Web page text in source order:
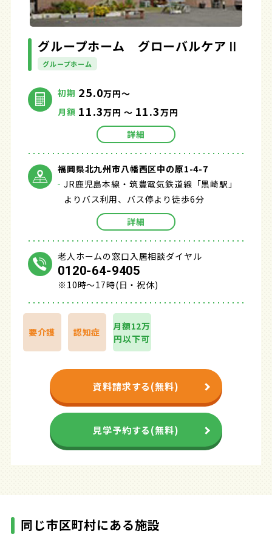
グループホーム グローバルケアⅡ
グループホーム
初期 25.0万円～
月額 11.3万円 ～ 11.3万円
詳細
福岡県北九州市八幡西区中の原1-4-7
JR鹿児島本線・筑豊電気鉄道線「黒崎駅」
よりバス利用、バス停より徒歩6分
詳細
老人ホームの窓口入居相談ダイヤル
0120-64-9405
※10時～17時(日・祝休)
要介護 認知症
月額12万
円以下可
資料請求する(無料)
見学予約する(無料)
同じ市区町村にある施設